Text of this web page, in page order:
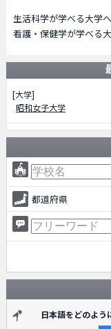
生活科学が学べる大学へ
看護・保健学が学べる
[大学]
昭和女子大学
都道府県
日本語をどのよう